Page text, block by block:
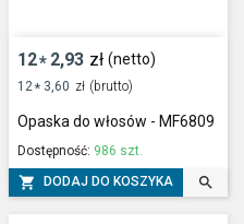
12* 2,93 zł (netto)
12 * 3,60 zł (brutto)
Opaska do włosów - MF6809
Dostępność: 986 szt.
 DODAJ DO KOSZYKA 